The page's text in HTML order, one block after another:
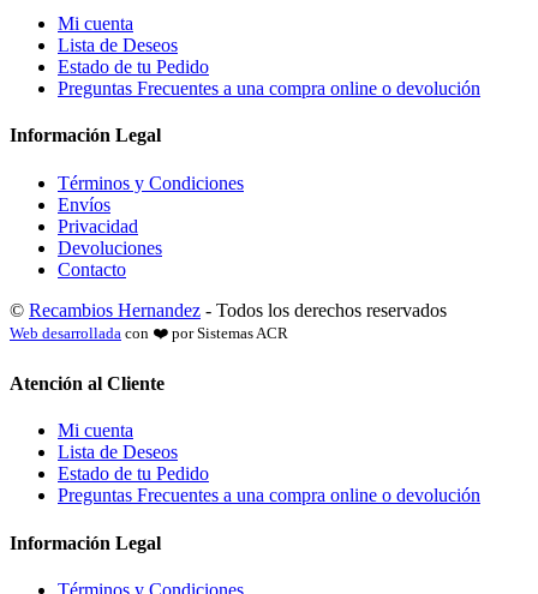
Mi cuenta
Lista de Deseos
Estado de tu Pedido
Preguntas Frecuentes a una compra online o devolución
Información Legal
Términos y Condiciones
Envíos
Privacidad
Devoluciones
Contacto
© Recambios Hernandez - Todos los derechos reservados
Web desarrollada con ❤️ por Sistemas ACR
Atención al Cliente
Mi cuenta
Lista de Deseos
Estado de tu Pedido
Preguntas Frecuentes a una compra online o devolución
Información Legal
Términos y Condiciones